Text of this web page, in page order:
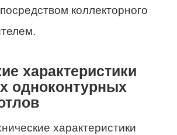
коллекторного
характеристики
одноконтурных
характеристики